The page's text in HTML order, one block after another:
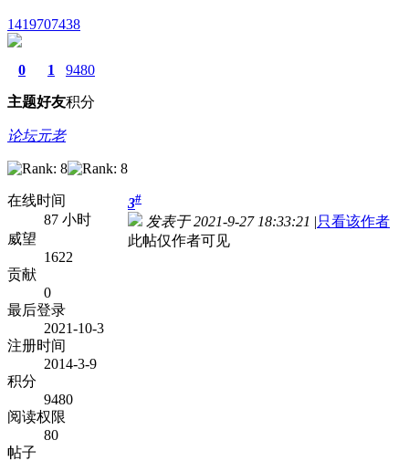
1419707438
0
主题
1
好友
9480
积分
论坛元老
在线时间
87 小时
威望
1622
贡献
0
最后登录
2021-10-3
注册时间
2014-3-9
积分
9480
阅读权限
80
帖子
3#
发表于 2021-9-27 18:33:21 |只看该作者
此帖仅作者可见